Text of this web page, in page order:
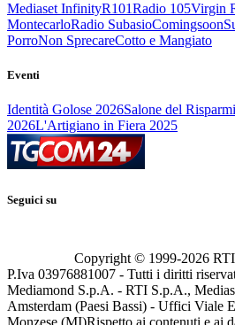
Mediaset InfinityR101Radio 105Virgin
MontecarloRadio SubasioComingsoon
PorroNon SprecareCotto e Mangiato
Eventi
Identità Golose 2026Salone del
2026L'Artigiano in Fiera 2025
Seguici su
Copyright © 1999-2026
P.Iva 03976881007 - Tutti i diritti
Mediamond S.p.A. - RTI S.p.A.,
Amsterdam (Paesi Bassi) - Uffici Viale
Monzese (MI)Rispetto ai contenuti e ai